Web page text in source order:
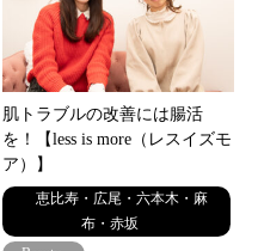
肌トラブルの改善には腸活
を！【less is more（レスイズモ
ア）】
恵比寿・広尾・六本木・麻
布・赤坂